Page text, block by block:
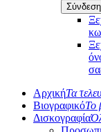
ΑρχικήΤα
ΒιογραφικόΤο
Δισκογραφία